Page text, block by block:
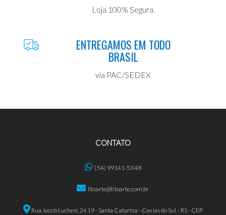
Loja 100% Segura.
ENTREGAMOS EM TODO
BRASIL
via PAC/SEDEX
CONTATO
(54) 99141-5348
litoarte@litoarte.com.br
Rua Jacob Luchesi, 2419 - Santa Catarina - Caxias do Sul - RS - CEP